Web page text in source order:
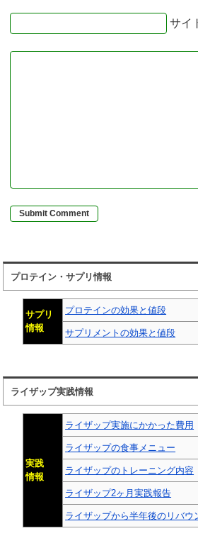
サイ
プロテイン・サプリ情報
サプリ
情報
プロテインの効果と値段
サプリメントの効果と値段
ライザップ実践情報
実践
情報
ライザップ実施にかかった費用
ライザップの食事メニュー
ライザップのトレーニング内容
ライザップ2ヶ月実践報告
ライザップから半年後のリバウ